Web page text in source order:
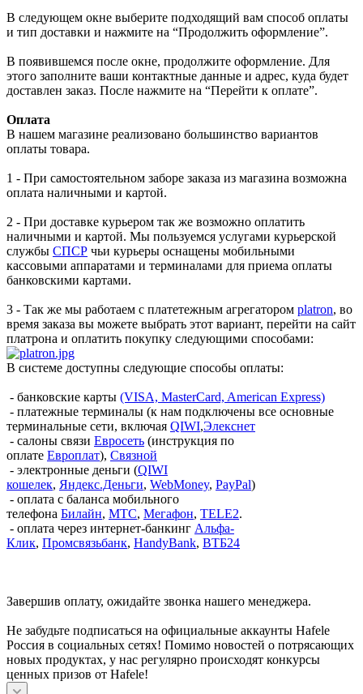
В следующем окне выберите подходящий вам способ оплаты
и тип доставки и нажмите на “Продолжить оформление”.
В появившемся после окне, продолжите оформление. Для
этого заполните ваши контактные данные и адрес, куда будет
доставлен заказ. После нажмите на “Перейти к оплате”.
Оплата
В нашем магазине реализовано большинство вариантов
оплаты товара.
1 - При самостоятельном заборе заказа из магазина возможна
оплата наличными и картой.
2 - При доставке курьером так же возможно оплатить
наличными и картой. Мы пользуемся услугами курьерской
службы СПСР чьи курьеры оснащены мобильными
кассовыми аппаратами и терминалами для приема оплаты
банковскими картами.
3 - Так же мы работаем с платетежным агрегатором platron, во
время заказа вы можете выбрать этот вариант, перейти на сайт
платрона и оплатить покупку следующими способами:
В системе доступны следующие способы оплаты:
- банковские карты (VISA, MasterCard, American Express)
- платежные терминалы (к нам подключены все основные
терминальные сети, включая QIWI,Элекснет
- салоны связи Евросеть (инструкция по
оплате Европлат), Связной
- электронные деньги (QIWI
кошелек, Яндекс.Деньги, WebMoney, PayPal)
- оплата с баланса мобильного
телефона Билайн, МТС, Мегафон, TELE2.
- оплата через интернет-банкинг Альфа-
Клик, Промсвязьбанк, HandyBank, ВТБ24
Завершив оплату, ожидайте звонка нашего менеджера.
Не забудьте подписаться на официальные аккаунты Hafele
Россия в социальных сетях! Помимо новостей о потрясающих
новых продуктах, у нас регулярно происходят конкурсы
ценных призов от Hafele!